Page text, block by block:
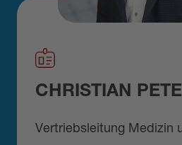
CHRISTIAN
Vertriebsleitung Medizin